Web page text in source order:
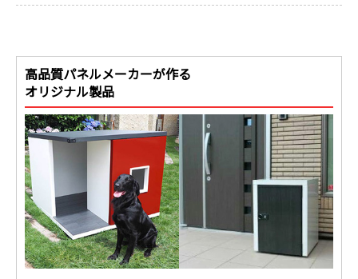
高品質パネルメーカーが作る
オリジナル製品